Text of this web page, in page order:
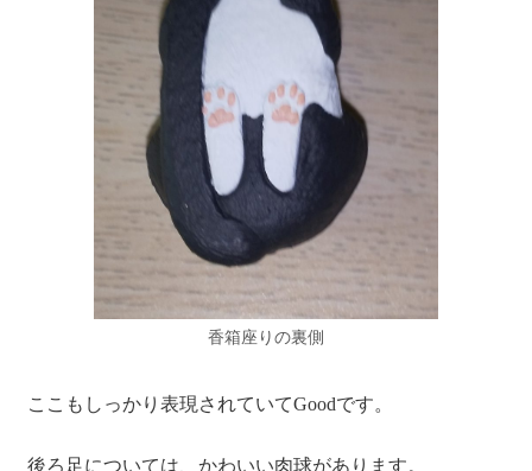
香箱座りの裏側
ここもしっかり表現されていてGoodです。
後ろ足については、かわいい肉球があります。